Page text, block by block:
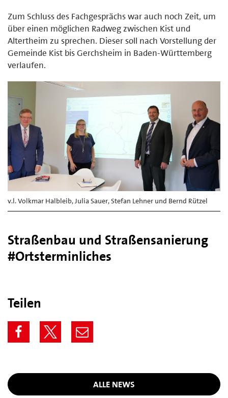
Zum Schluss des Fachgesprächs war auch noch Zeit, um
über einen möglichen Radweg zwischen Kist und
Altertheim zu sprechen. Dieser soll nach Vorstellung der
Gemeinde Kist bis Gerchsheim in Baden-Württemberg
verlaufen.
v.l. Volkmar Halbleib, Julia Sauer, Stefan Lehner und Bernd Rützel
Straßenbau und Straßensanierung
#Ortsterminliches
Teilen
ALLE NEWS